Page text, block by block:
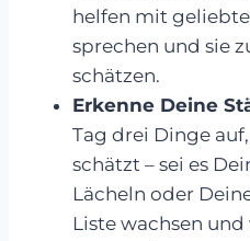
helfen mit
sprechen und sie
schätzen.
Erkenne Deine
Tag drei Dinge
schätzt – sei es
Lächeln oder
Liste wachsen